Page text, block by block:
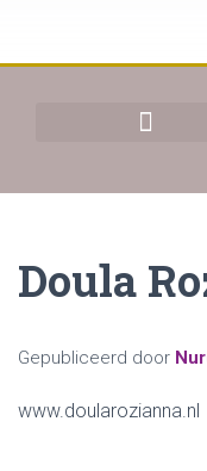
Doula
Gepubliceerd door
www.doularozianna.nl